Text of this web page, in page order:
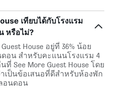
เทียบได้กับโรงแรม
หรือไม่?
House อยู่ที่ 36% น้อย
อน สำหรับคะแนนโรงแรม 4
See More Guest House โดย
เป็นข้อเสนอที่ดีสำหรับห้องพัก
อนดอน